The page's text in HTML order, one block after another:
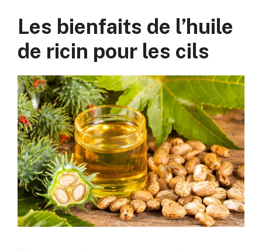
Les bienfaits de l’huile
de ricin pour les cils